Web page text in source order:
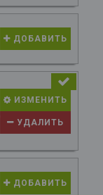
ДОБАВИТЬ
ИЗМЕНИТЬ
УДАЛИТЬ
ДОБАВИТЬ